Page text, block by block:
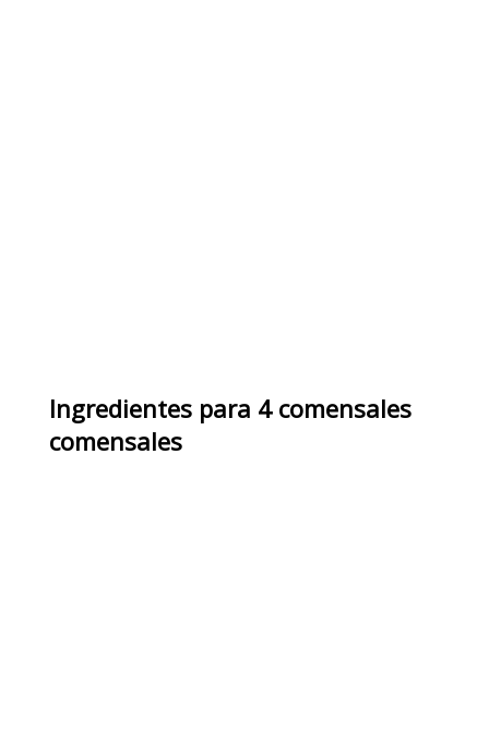
Ingredientespara 4 comensales
comensales